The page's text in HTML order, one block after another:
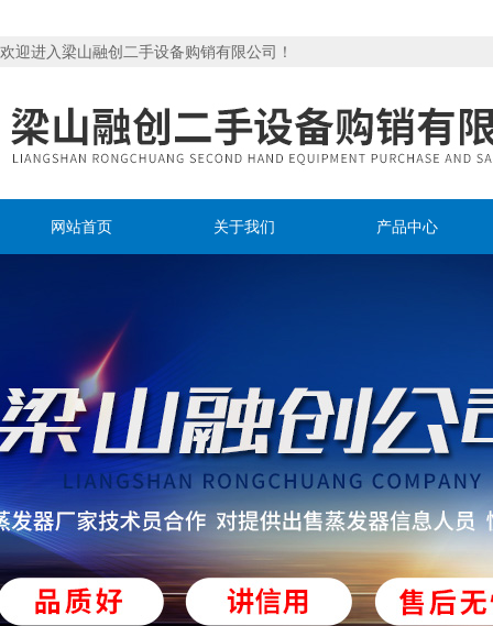
欢迎进入梁山融创二手设备购销有限公司！
网站首页 关于我们 产品中心